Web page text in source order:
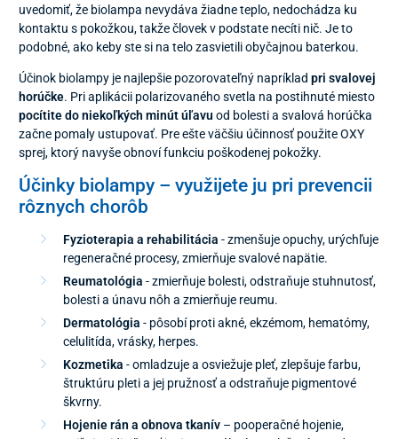
uvedomiť, že biolampa nevydáva žiadne teplo, nedochádza ku
kontaktu s pokožkou, takže človek v podstate necíti nič. Je to
podobné, ako keby ste si na telo zasvietili obyčajnou baterkou.
Účinok biolampy je najlepšie pozorovateľný napríklad pri svalovej
horúčke. Pri aplikácii polarizovaného svetla na postihnuté miesto
pocítite do niekoľkých minút úľavu od bolesti a svalová horúčka
začne pomaly ustupovať. Pre ešte väčšiu účinnosť použite OXY
sprej, ktorý navyše obnoví funkciu poškodenej pokožky.
Účinky biolampy – využijete ju pri prevencii
rôznych chorôb
Fyzioterapia a rehabilitácia - zmenšuje opuchy, urýchľuje
regeneračné procesy, zmierňuje svalové napätie.
Reumatológia - zmierňuje bolesti, odstraňuje stuhnutosť,
bolesti a únavu nôh a zmierňuje reumu.
Dermatológia - pôsobí proti akné, ekzémom, hematómy,
celulitída, vrásky, herpes.
Kozmetika - omladzuje a osviežuje pleť, zlepšuje farbu,
štruktúru pleti a jej pružnosť a odstraňuje pigmentové
škvrny.
Hojenie rán a obnova tkanív– pooperačné hojenie,